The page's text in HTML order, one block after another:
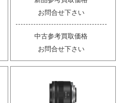
お問合せ下さい
中古参考買取価格
お問合せ下さい